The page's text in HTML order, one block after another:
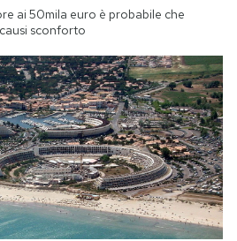
ai 50mila euro è probabile che
sconforto